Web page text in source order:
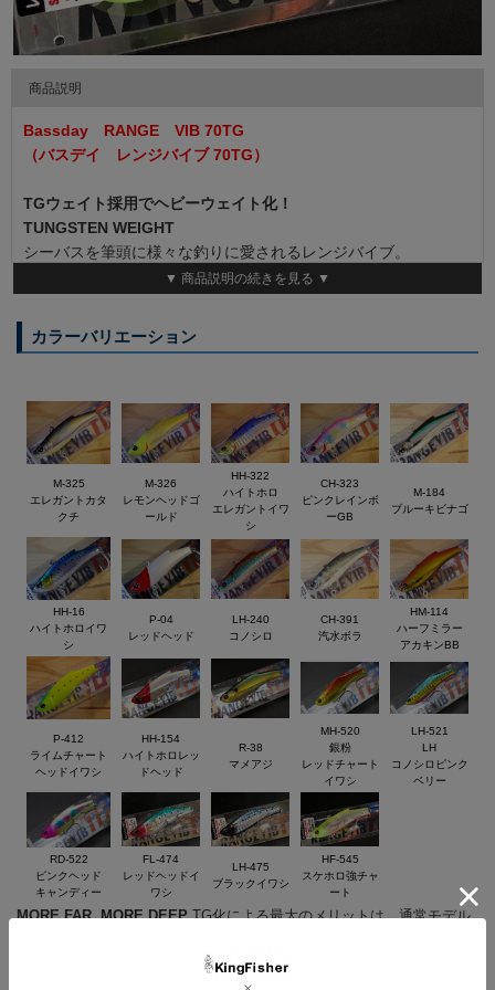
商品説明
Bassday RANGE VIB 70TG
（バスデイ レンジバイブ 70TG）
TGウェイト採用でヘビーウェイト化！
TUNGSTEN WEIGHT
シーバスを筆頭に様々な釣りに愛されるレンジバイブ。
そのウエイト素材をTG（タングステン合金）に変更したモデル
トリーカズタマイズモデルです。
▼ 商品説明の続きを見る ▼
カラーバリエーション
M-325
エレガントカタ
クチ
M-326
レモンヘッドゴ
ールド
HH-322
ハイトホロ
エレガントイワ
シ
CH-323
ピンクレインボ
ーGB
M-184
ブルーキビナゴ
HH-16
ハイトホロイワ
シ
P-04
レッドヘッド
LH-240
コノシロ
CH-391
汽水ボラ
HM-114
ハーフミラー
アカキンBB
P-412
ライムチャート
ヘッドイワシ
HH-154
ハイトホロレッ
ドヘッド
R-38
マメアジ
MH-520
銀粉
レッドチャート
イワシ
LH-521
LH
コノシロピンク
ベリー
RD-522
ピンクヘッド
キャンディー
FL-474
レッドヘッドイ
ワシ
LH-475
ブラックイワシ
HF-545
スケホロ強チャ
ート
MORE FAR, MORE DEEPTG化による最大のメリットは、通常モデル
トレースすることが可能になりました。ポイントが遠い時、ボートから
遠くのナブラや深場を攻めたい時、このモデルが活躍します。